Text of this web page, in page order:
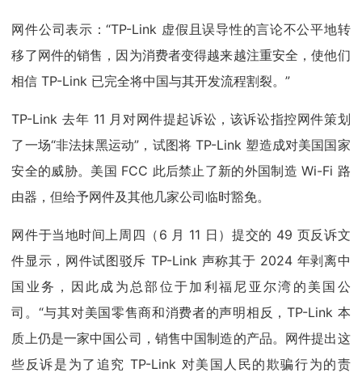
网件公司表示：“TP-Link 虚假且误导性的言论不公平地转
移了网件的销售，因为消费者变得越来越注重安全，使他们
相信 TP-Link 已完全将中国与其开发流程割裂。”
TP-Link 去年 11 月对网件提起诉讼，该诉讼指控网件策划
了一场“非法抹黑运动”，试图将 TP-Link 塑造成对美国国家
安全的威胁。美国 FCC 此后禁止了新的外国制造 Wi-Fi 路
由器，但给予网件及其他几家公司临时豁免。
网件于当地时间上周四（6 月 11 日）提交的 49 页反诉文
件显示，网件试图驳斥 TP-Link 声称其于 2024 年剥离中
国业务，因此成为总部位于加利福尼亚尔湾的美国公
司。“与其对美国零售商和消费者的声明相反，TP-Link 本
质上仍是一家中国公司，销售中国制造的产品。网件提出这
些反诉是为了追究 TP-Link 对美国人民的欺骗行为的责